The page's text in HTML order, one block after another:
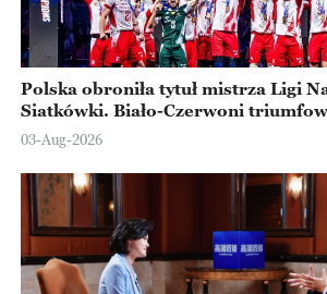
Polska obroniła tytuł mistrza Ligi
Siatkówki. Biało-Czerwoni
Ningbo
03-Aug-2026